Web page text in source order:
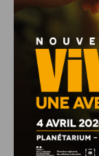
heures.
En basket,
vendredi soir.
aura lieu à
rencontre à